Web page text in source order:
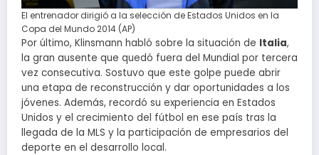
El entrenador dirigió a la selección de Estados Unidos en la
Copa del Mundo 2014 (AP)
Por último, Klinsmann habló sobre la situación de Italia,
la gran ausente que quedó fuera del Mundial por tercera
vez consecutiva. Sostuvo que este golpe puede abrir
una etapa de reconstrucción y dar oportunidades a los
jóvenes. Además, recordó su experiencia en Estados
Unidos y el crecimiento del fútbol en ese país tras la
llegada de la MLS y la participación de empresarios del
deporte en el desarrollo local.